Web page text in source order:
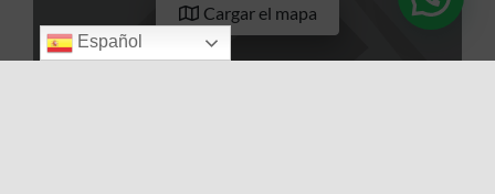
Cargar el mapa
Español